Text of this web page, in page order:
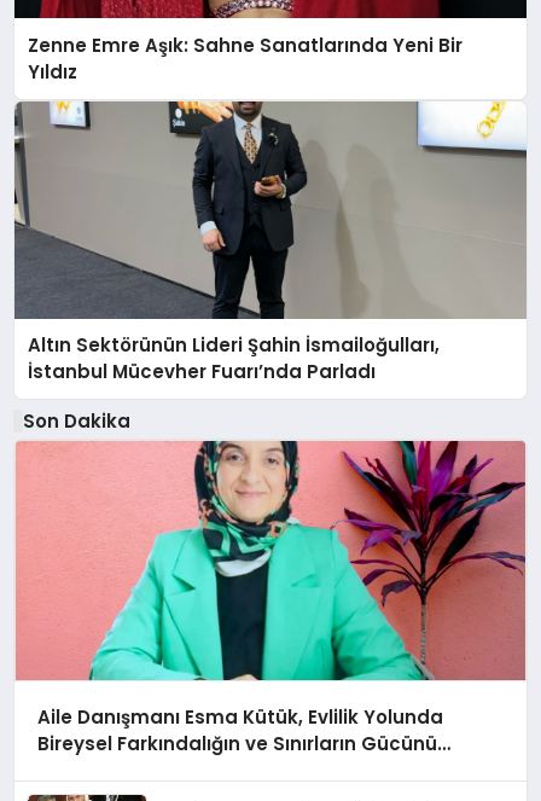
Zenne Emre Aşık: Sahne Sanatlarında Yeni Bir
Yıldız
Altın Sektörünün Lideri Şahin İsmailoğulları,
İstanbul Mücevher Fuarı’nda Parladı ￼
Son Dakika
Aile Danışmanı Esma Kütük, Evlilik Yolunda
Bireysel Farkındalığın ve Sınırların Gücünü